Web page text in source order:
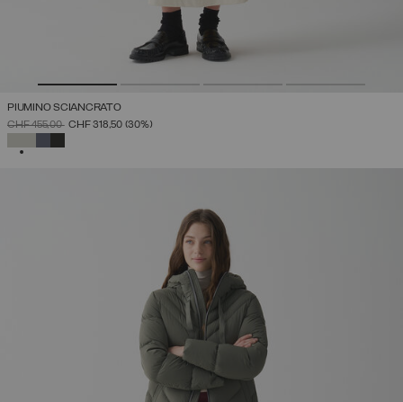
PIUMINO SCIANCRATO
PREZZO RIDOTTO DA
CHF 455,00ACHF 318,50 (30%)